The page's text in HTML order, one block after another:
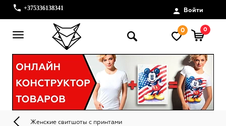
+375336138341 Войти
0 0
Женские свитшоты с принтами